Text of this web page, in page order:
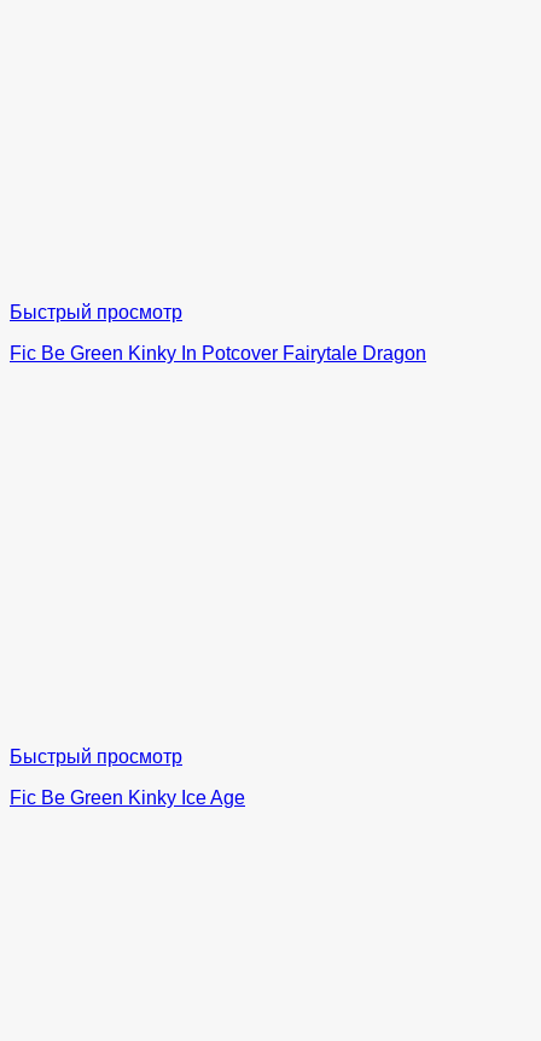
Быстрый просмотр
Fic Be Green Kinky In Potcover Fairytale Dragon
Быстрый просмотр
Fic Be Green Kinky Ice Age